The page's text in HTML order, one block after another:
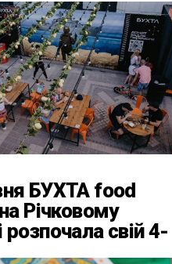
БУХТА food
Річковому
розпочала свій 4-